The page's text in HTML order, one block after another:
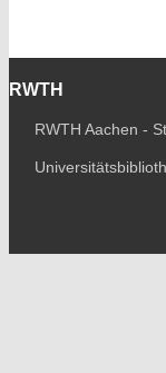
RWTH
RWTH Aachen -